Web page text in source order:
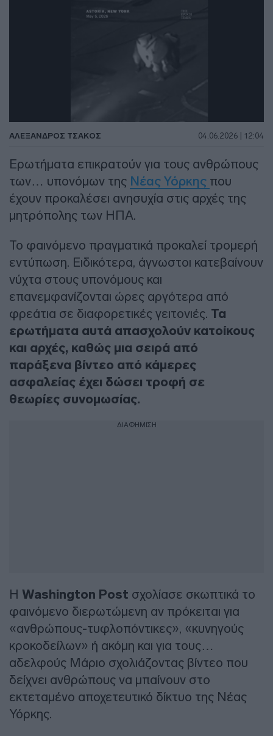
ΑΛΈΞΑΝΔΡΟΣ ΤΣΆΚΟΣ 04.06.2026 | 12:04
Ερωτήματα επικρατούν για τους ανθρώπους
των… υπονόμων της Νέας Υόρκης που
έχουν προκαλέσει ανησυχία στις αρχές της
μητρόπολης των ΗΠΑ.
Το φαινόμενο πραγματικά προκαλεί τρομερή
εντύπωση. Ειδικότερα, άγνωστοι κατεβαίνουν
νύχτα στους υπονόμους και
επανεμφανίζονται ώρες αργότερα από
φρεάτια σε διαφορετικές γειτονιές. Τα
ερωτήματα αυτά απασχολούν κατοίκους
και αρχές, καθώς μια σειρά από
παράξενα βίντεο από κάμερες
ασφαλείας έχει δώσει τροφή σε
θεωρίες συνομωσίας.
ΔΙΑΦΗΜΙΣΗ
Η Washington Post σχολίασε σκωπτικά το
φαινόμενο διερωτώμενη αν πρόκειται για
«ανθρώπους-τυφλοπόντικες», «κυνηγούς
κροκοδείλων» ή ακόμη και για τους…
αδελφούς Μάριο σχολιάζοντας βίντεο που
δείχνει ανθρώπους να μπαίνουν στο
εκτεταμένο αποχετευτικό δίκτυο της Νέας
Υόρκης.